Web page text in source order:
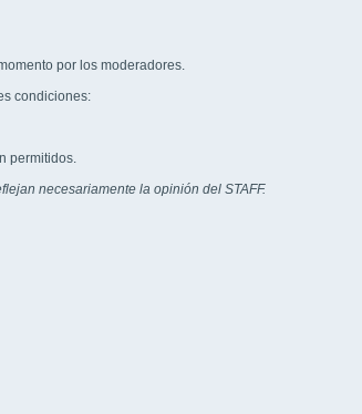
por los moderadores.
condiciones:
permitidos.
necesariamente la opinión del STAFF.